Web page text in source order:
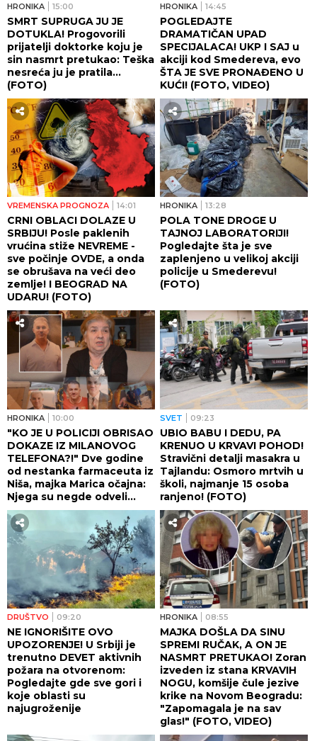
HRONIKA 15:00
SMRT SUPRUGA JU JE
DOTUKLA! Progovorili
prijatelji doktorke koju je
sin nasmrt pretukao: Teška
nesreća ju je pratila...
(FOTO)
HRONIKA 14:45
POGLEDAJTE
DRAMATIČAN UPAD
SPECIJALACA! UKP I SAJ u
akciji kod Smedereva, evo
ŠTA JE SVE PRONAĐENO U
KUĆI! (FOTO, VIDEO)
VREMENSKA PROGNOZA 14:01
CRNI OBLACI DOLAZE U
SRBIJU! Posle paklenih
vrućina stiže NEVREME -
sve počinje OVDE, a onda
se obrušava na veći deo
zemlje! I BEOGRAD NA
UDARU! (FOTO)
HRONIKA 13:28
POLA TONE DROGE U
TAJNOJ LABORATORIJI!
Pogledajte šta je sve
zaplenjeno u velikoj akciji
policije u Smederevu!
(FOTO)
HRONIKA 10:00
"KO JE U POLICIJI OBRISAO
DOKAZE IZ MILANOVOG
TELEFONA?!" Dve godine
od nestanka farmaceuta iz
Niša, majka Marica očajna:
Njega su negde odveli...
SVET 09:23
UBIO BABU I DEDU, PA
KRENUO U KRVAVI POHOD!
Stravični detalji masakra u
Tajlandu: Osmoro mrtvih u
školi, najmanje 15 osoba
ranjeno! (FOTO)
DRUŠTVO 09:20
NE IGNORIŠITE OVO
UPOZORENJE! U Srbiji je
trenutno DEVET aktivnih
požara na otvorenom:
Pogledajte gde sve gori i
koje oblasti su
najugroženije
HRONIKA 08:55
MAJKA DOŠLA DA SINU
SPREMI RUČAK, A ON JE
NASMRT PRETUKAO! Zoran
izveden iz stana KRVAVIH
NOGU, komšije čule jezive
krike na Novom Beogradu:
"Zapomagala je na sav
glas!" (FOTO, VIDEO)